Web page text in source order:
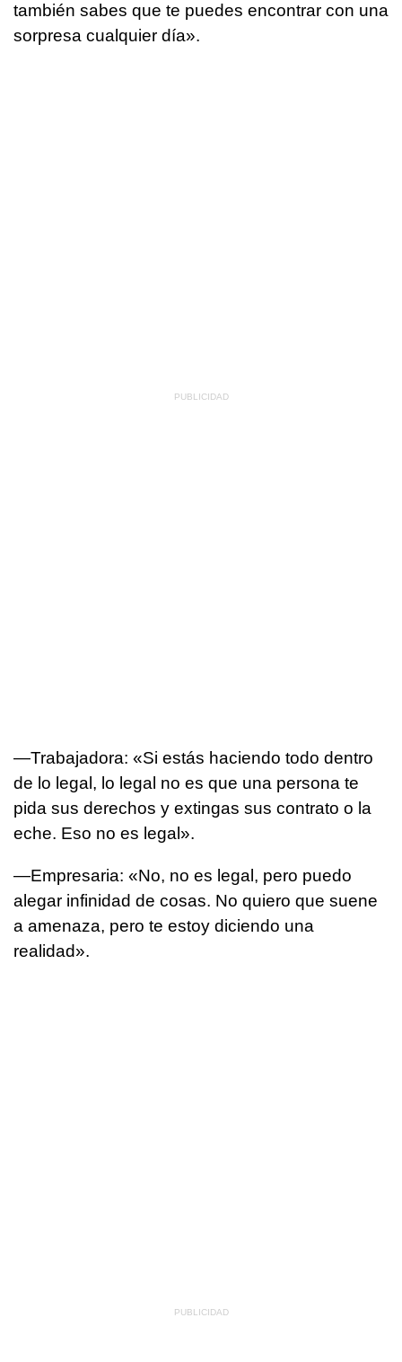
también sabes que te puedes encontrar con una
sorpresa cualquier día».
—Trabajadora: «Si estás haciendo todo dentro
de lo legal, lo legal no es que una persona te
pida sus derechos y extingas sus contrato o la
eche. Eso no es legal».
—Empresaria: «No, no es legal, pero puedo
alegar infinidad de cosas. No quiero que suene
a amenaza, pero te estoy diciendo una
realidad».